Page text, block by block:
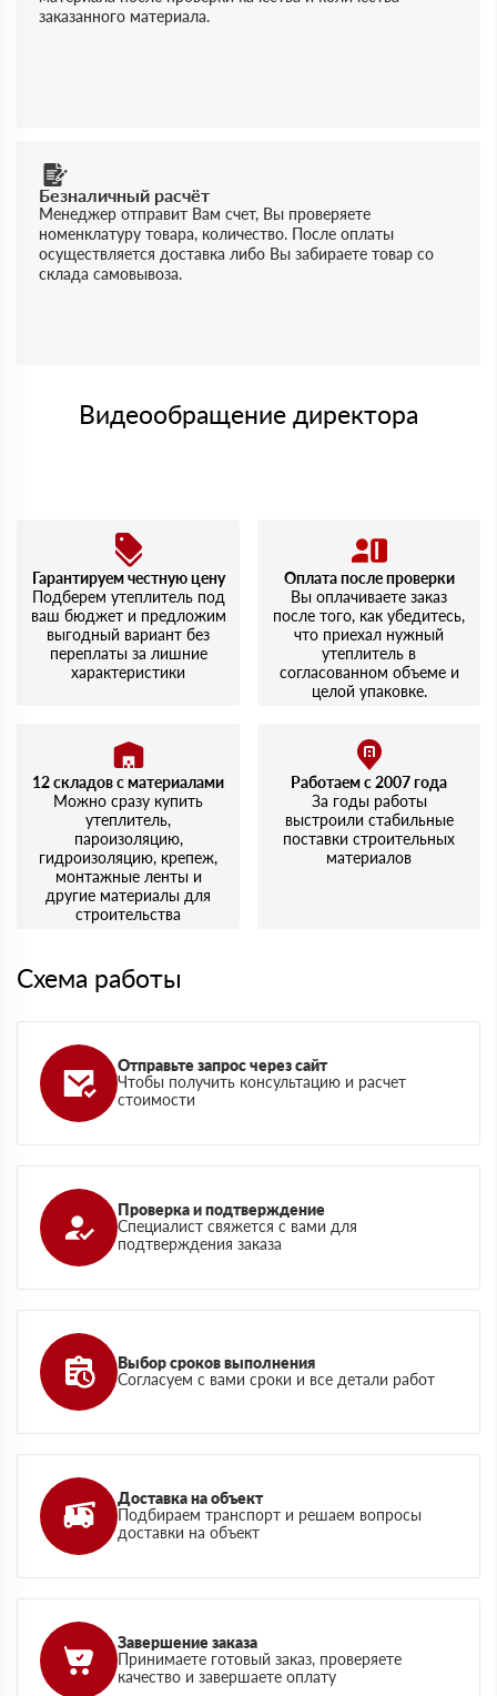
заказанного материала.
Безналичный расчёт
Менеджер отправит Вам счет, Вы проверяете
номенклатуру товара, количество. После оплаты
осуществляется доставка либо Вы забираете товар со
склада самовывоза.
Видеообращение директора
Гарантируем честную цену
Подберем утеплитель под
ваш бюджет и предложим
выгодный вариант без
переплаты за лишние
характеристики
Оплата после проверки
Вы оплачиваете заказ
после того, как убедитесь,
что приехал нужный
утеплитель в
согласованном объеме и
целой упаковке.
12 складов с материалами
Можно сразу купить
утеплитель,
пароизоляцию,
гидроизоляцию, крепеж,
монтажные ленты и
другие материалы для
строительства
Работаем с 2007 года
За годы работы
выстроили стабильные
поставки строительных
материалов
Схема работы
Отправьте запрос через сайт
Чтобы получить консультацию и расчет
стоимости
Проверка и подтверждение
Специалист свяжется с вами для
подтверждения заказа
Выбор сроков выполнения
Согласуем с вами сроки и все детали работ
Доставка на объект
Подбираем транспорт и решаем вопросы
доставки на объект
Завершение заказа
Принимаете готовый заказ, проверяете
качество и завершаете оплату